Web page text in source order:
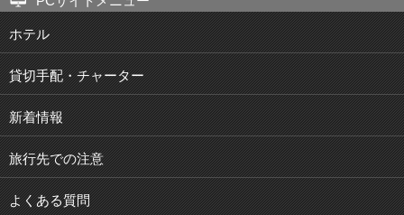
ホテル
貸切手配・チャーター
新着情報
旅行先での注意
よくある質問